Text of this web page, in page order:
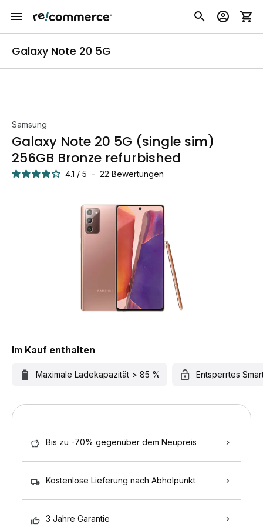
Galaxy Note 20 5G
Samsung
Galaxy Note 20 5G (single sim)
256GB Bronze refurbished
4.1 / 5 - 22 Bewertungen
Im Kauf enthalten
Maximale Ladekapazität > 85 % Entsperrtes
Bis zu -70% gegenüber dem Neupreis
Kostenlose Lieferung nach Abholpunkt
3 Jahre Garantie